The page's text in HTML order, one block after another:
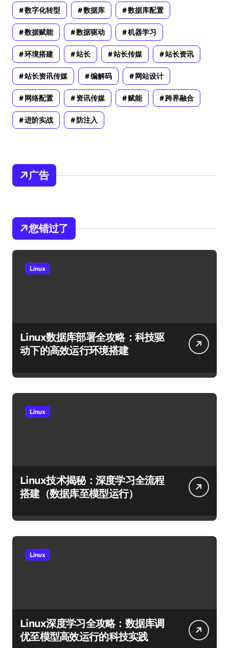
数字化转型 数据库 数据库配置
数据赋能 数据驱动 机器学习
环境搭建 站长 站长传媒 站长资讯
站长资讯传媒 编解码 网站设计
网络配置 资讯传媒 赋能 跨界融合
进阶实战 防注入
广告
您错过了
Linux
Linux数据库部署全攻略：科技驱
动下的高效运行环境搭建
Linux
Linux技术揭秘：深度学习全流程
搭建（数据库至模型运行）
Linux
Linux深度学习全攻略：数据库调
优至模型高效运行的科技实践